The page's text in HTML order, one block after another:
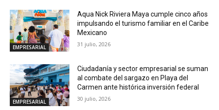
EMPRESARIAL
Aqua Nick Riviera Maya cumple cinco años
impulsando el turismo familiar en el Caribe
Mexicano
31 julio, 2026
EMPRESARIAL
Ciudadanía y sector empresarial se suman
al combate del sargazo en Playa del
Carmen ante histórica inversión federal
30 julio, 2026